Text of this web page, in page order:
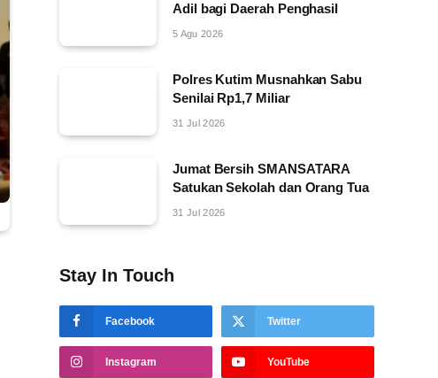
Adil bagi Daerah Penghasil
5 Agu 2026
Polres Kutim Musnahkan Sabu
Senilai Rp1,7 Miliar
31 Jul 2026
Jumat Bersih SMANSATARA
Satukan Sekolah dan Orang Tua
31 Jul 2026
Stay In Touch
Facebook Twitter
Instagram YouTube